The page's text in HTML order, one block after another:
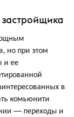
но при этом
и ее
в
комьюнити
— переходы и